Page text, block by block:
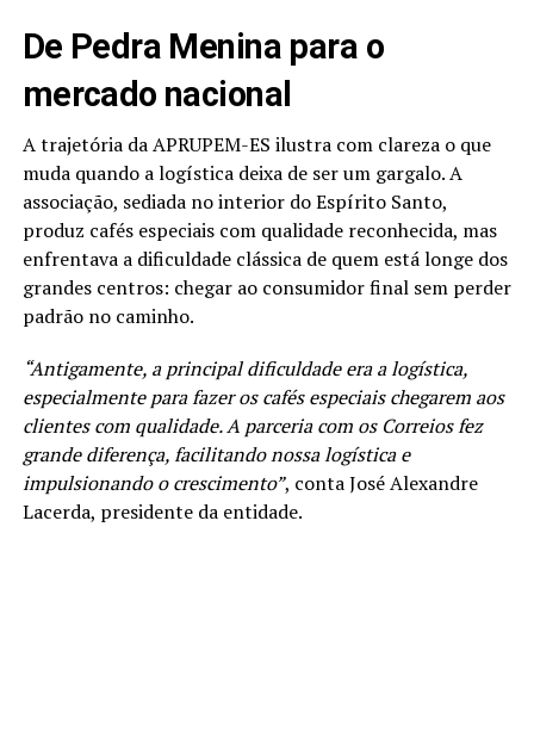
De Pedra Menina para o
mercado nacional
A trajetória da APRUPEM-ES ilustra com clareza o que
muda quando a logística deixa de ser um gargalo. A
associação, sediada no interior do Espírito Santo,
produz cafés especiais com qualidade reconhecida, mas
enfrentava a dificuldade clássica de quem está longe dos
grandes centros: chegar ao consumidor final sem perder
padrão no caminho.
“Antigamente, a principal dificuldade era a logística,
especialmente para fazer os cafés especiais chegarem aos
clientes com qualidade. A parceria com os Correios fez
grande diferença, facilitando nossa logística e
impulsionando o crescimento”, conta José Alexandre
Lacerda, presidente da entidade.